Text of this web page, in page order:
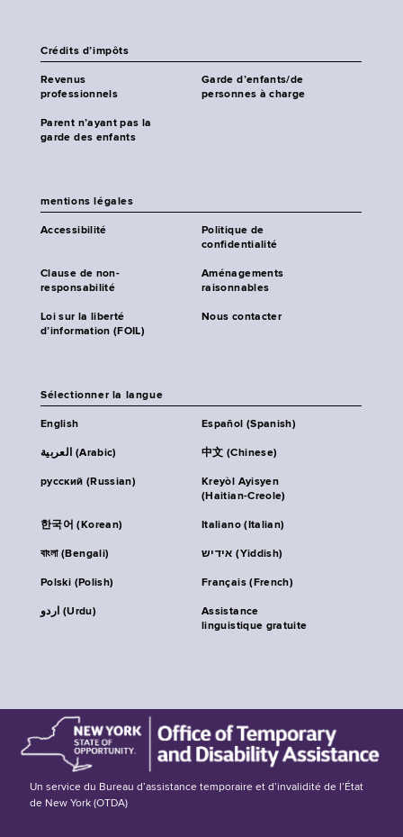
Crédits d’impôts
Revenus
professionnels
Garde d’enfants/de
personnes à charge
Parent n’ayant pas la
garde des enfants
mentions légales
Accessibilité
Politique de
confidentialité
Clause de non-
responsabilité
Aménagements
raisonnables
Loi sur la liberté
d’information (FOIL)
Nous contacter
Sélectionner la langue
English Español (Spanish)
العربية (Arabic) 中文 (Chinese)
русский (Russian)
Kreyòl Ayisyen
(Haitian-Creole)
한국어 (Korean) Italiano (Italian)
বাংলা (Bengali) אידיש (Yiddish)
Polski (Polish) Français (French)
اردو (Urdu)
Assistance
linguistique gratuite
Un service du Bureau d’assistance temporaire et d’invalidité de l’État
de New York (OTDA)